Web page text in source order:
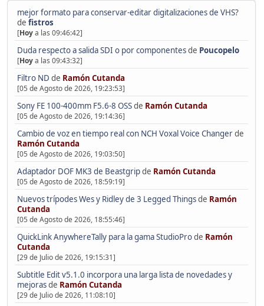
mejor formato para conservar-editar digitalizaciones de VHS?
de fistros
[Hoya las 09:46:42]
Duda respecto a salida SDI o por componentesde Poucopelo
[Hoya las 09:43:32]
Filtro ND de Ramón Cutanda
[05 de Agosto de 2026, 19:23:53]
Sony FE 100-400mm F5.6-8 OSSde Ramón Cutanda
[05 de Agosto de 2026, 19:14:36]
Cambio de voz en tiempo real con NCH Voxal Voice Changerde
Ramón Cutanda
[05 de Agosto de 2026, 19:03:50]
Adaptador DOF MK3 de Beastgripde Ramón Cutanda
[05 de Agosto de 2026, 18:59:19]
Nuevos trípodes Wes y Ridley de 3 Legged Thingsde Ramón
Cutanda
[05 de Agosto de 2026, 18:55:46]
QuickLink AnywhereTally para la gama StudioProde Ramón
Cutanda
[29 de Julio de 2026, 19:15:31]
Subtitle Edit v5.1.0 incorpora una larga lista de novedades y
mejorasde Ramón Cutanda
[29 de Julio de 2026, 11:08:10]